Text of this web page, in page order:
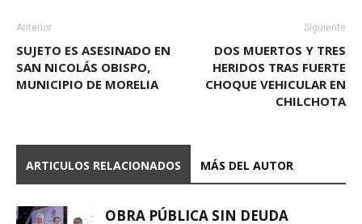
Anterior
SUJETO ES ASESINADO EN
SAN NICOLÁS OBISPO,
MUNICIPIO DE MORELIA
Siguiente
DOS MUERTOS Y TRES
HERIDOS TRAS FUERTE
CHOQUE VEHICULAR EN
CHILCHOTA
ARTICULOS RELACIONADOS MÁS DEL AUTOR
OBRA PÚBLICA SIN DEUDA